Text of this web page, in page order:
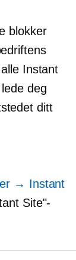
blokker
Instant
deg
ditt
→ Instant
Site"-